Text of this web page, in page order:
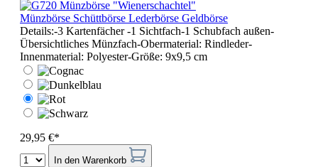
Münzbörse Schüttbörse Lederbörse Geldbörse
Details:-3 Kartenfächer -1 Sichtfach-1 Schubfach außen-
Übersichtliches Münzfach-Obermaterial: Rindleder-
Innenmaterial: Polyester-Größe: 9x9,5 cm
29,95 €*
In den Warenkorb